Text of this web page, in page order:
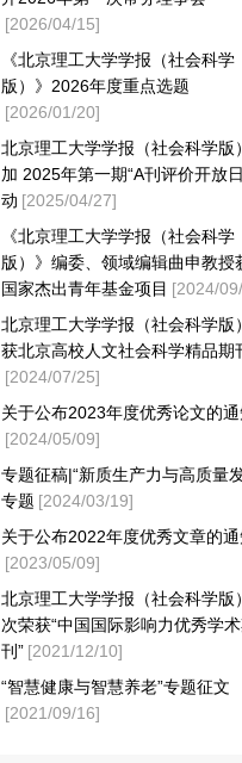
[2026/04/15]
《北京理工大学学报（社会科学
版）》2026年度重点选题
[2026/01/20]
北京理工大学学报（社会科学版
加 2025年第一期“A刊评价开放
动 [2025/04/27]
《北京理工大学学报（社会科学
版）》编委、领域编辑曲申教授
国家杰出青年基金项目 [2024/
北京理工大学学报（社会科学版
获北京高校人文社会科学精品期
[2024/07/25]
关于公布2023年度优秀论文的通
[2024/05/09]
专题征稿|“新质生产力与高质量
专题 [2024/03/19]
关于公布2022年度优秀文章的通
[2023/05/09]
北京理工大学学报（社会科学版
次荣获“中国国际影响力优秀学
刊” [2021/12/10]
“智慧健康与智慧养老”专题征文
[2021/09/16]